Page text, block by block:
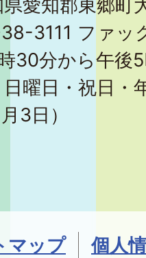
愛知郡東郷町
3111 ファ
30分から午後
曜日・祝日・
3日）
マップ
個人